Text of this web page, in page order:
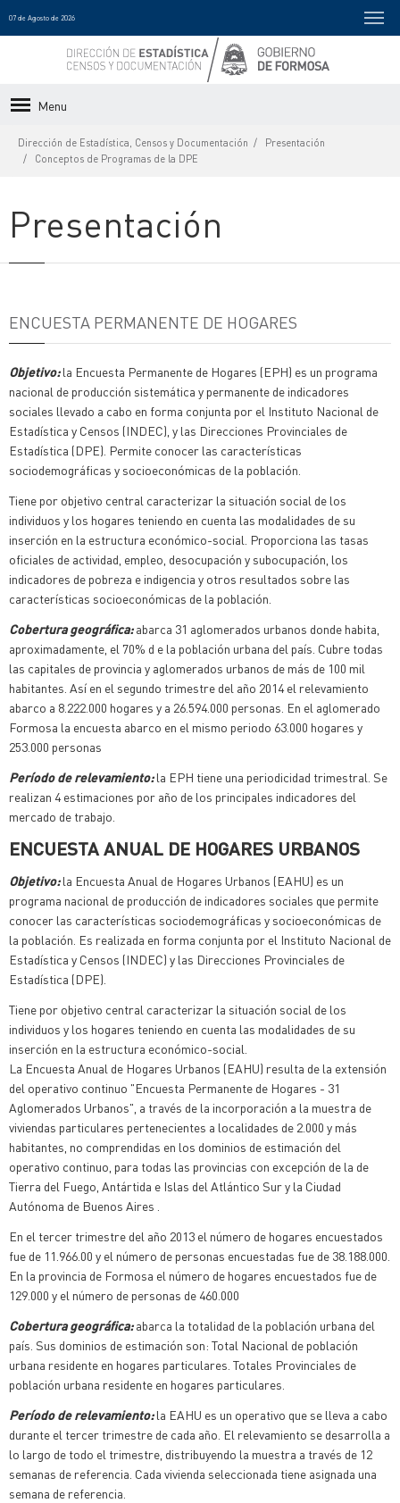
07 de Agosto de 2026
Menu
Dirección de Estadística, Censos y Documentación
Presentación
Conceptos de Programas de la DPE
Presentación
ENCUESTA PERMANENTE DE HOGARES
Objetivo:la Encuesta Permanente de Hogares (EPH) es un programa
nacional de producción sistemática y permanente de indicadores
sociales llevado a cabo en forma conjunta por el Instituto Nacional de
Estadística y Censos (INDEC), y las Direcciones Provinciales de
Estadística (DPE). Permite conocer las características
sociodemográficas y socioeconómicas de la población.
Tiene por objetivo central caracterizar la situación social de los
individuos y los hogares teniendo en cuenta las modalidades de su
inserción en la estructura económico-social. Proporciona las tasas
oficiales de actividad, empleo, desocupación y subocupación, los
indicadores de pobreza e indigencia y otros resultados sobre las
características socioeconómicas de la población.
Cobertura geográfica:abarca 31 aglomerados urbanos donde habita,
aproximadamente, el 70% d e la población urbana del país. Cubre todas
las capitales de provincia y aglomerados urbanos de más de 100 mil
habitantes. Así en el segundo trimestre del año 2014 el relevamiento
abarco a 8.222.000 hogares y a 26.594.000 personas. En el aglomerado
Formosa la encuesta abarco en el mismo periodo 63.000 hogares y
253.000 personas
Período de relevamiento:la EPH tiene una periodicidad trimestral. Se
realizan 4 estimaciones por año de los principales indicadores del
mercado de trabajo.
ENCUESTA ANUAL DE HOGARES URBANOS
Objetivo:la Encuesta Anual de Hogares Urbanos (EAHU) es un
programa nacional de producción de indicadores sociales que permite
conocer las características sociodemográficas y socioeconómicas de
la población. Es realizada en forma conjunta por el Instituto Nacional de
Estadística y Censos (INDEC) y las Direcciones Provinciales de
Estadística (DPE).
Tiene por objetivo central caracterizar la situación social de los
individuos y los hogares teniendo en cuenta las modalidades de su
inserción en la estructura económico-social.
La Encuesta Anual de Hogares Urbanos (EAHU) resulta de la extensión
del operativo continuo "Encuesta Permanente de Hogares - 31
Aglomerados Urbanos", a través de la incorporación a la muestra de
viviendas particulares pertenecientes a localidades de 2.000 y más
habitantes, no comprendidas en los dominios de estimación del
operativo continuo, para todas las provincias con excepción de la de
Tierra del Fuego, Antártida e Islas del Atlántico Sur y la Ciudad
Autónoma de Buenos Aires .
En el tercer trimestre del año 2013 el número de hogares encuestados
fue de 11.966.00 y el número de personas encuestadas fue de 38.188.000.
En la provincia de Formosa el número de hogares encuestados fue de
129.000 y el número de personas de 460.000
Cobertura geográfica:abarca la totalidad de la población urbana del
país. Sus dominios de estimación son: Total Nacional de población
urbana residente en hogares particulares. Totales Provinciales de
población urbana residente en hogares particulares.
Período de relevamiento:la EAHU es un operativo que se lleva a cabo
durante el tercer trimestre de cada año. El relevamiento se desarrolla a
lo largo de todo el trimestre, distribuyendo la muestra a través de 12
semanas de referencia. Cada vivienda seleccionada tiene asignada una
semana de referencia.